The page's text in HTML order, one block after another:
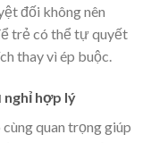
đối không nên
trẻ có thể tự quyết
thay vì ép buộc.
nghỉ hợp lý
quan trọng giúp